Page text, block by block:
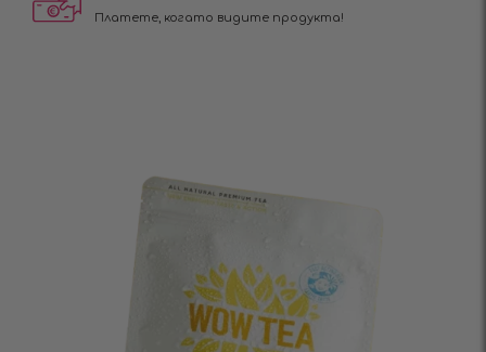
Платете, когато видите продукта!